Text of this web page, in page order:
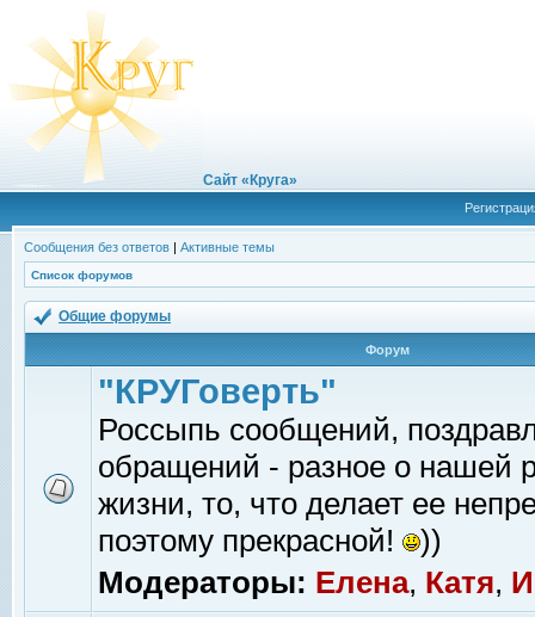
Сайт «Круга»
Сообщения без ответов | Активные темы
Список форумов
Общие форумы
Форум
"КРУГоверть"
Россыпь сообщений,
обращений - разное о нашей
жизни, то, что делает ее
поэтому прекрасной!
))
Модераторы: Елена, Катя,